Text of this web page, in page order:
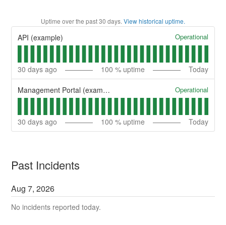
Uptime over the past30 days. View historical uptime.
API (example) Operational
30 days ago 100 % uptime Today
Management Portal (example) Operational
30 days ago 100 % uptime Today
Past Incidents
Aug7,2026
No incidents reported today.